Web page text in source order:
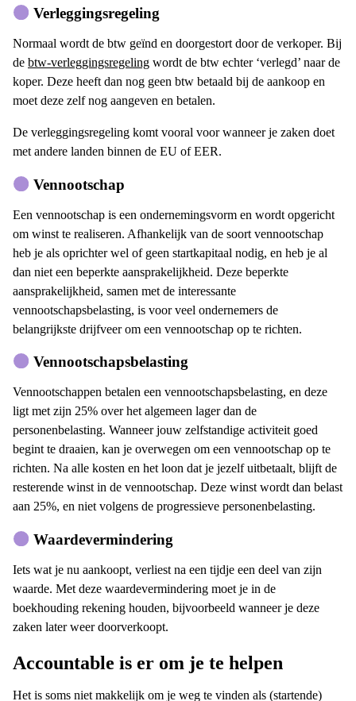
Verleggingsregeling
Normaal wordt de btw geïnd en doorgestort door de verkoper. Bij
de btw-verleggingsregeling wordt de btw echter ‘verlegd’ naar de
koper. Deze heeft dan nog geen btw betaald bij de aankoop en
moet deze zelf nog aangeven en betalen.
De verleggingsregeling komt vooral voor wanneer je zaken doet
met andere landen binnen de EU of EER.
Vennootschap
Een vennootschap is een ondernemingsvorm en wordt opgericht
om winst te realiseren. Afhankelijk van de soort vennootschap
heb je als oprichter wel of geen startkapitaal nodig, en heb je al
dan niet een beperkte aansprakelijkheid. Deze beperkte
aansprakelijkheid, samen met de interessante
vennootschapsbelasting, is voor veel ondernemers de
belangrijkste drijfveer om een vennootschap op te richten.
Vennootschapsbelasting
Vennootschappen betalen een vennootschapsbelasting, en deze
ligt met zijn 25% over het algemeen lager dan de
personenbelasting. Wanneer jouw zelfstandige activiteit goed
begint te draaien, kan je overwegen om een vennootschap op te
richten. Na alle kosten en het loon dat je jezelf uitbetaalt, blijft de
resterende winst in de vennootschap. Deze winst wordt dan belast
aan 25%, en niet volgens de progressieve personenbelasting.
Waardevermindering
Iets wat je nu aankoopt, verliest na een tijdje een deel van zijn
waarde. Met deze waardevermindering moet je in de
boekhouding rekening houden, bijvoorbeeld wanneer je deze
zaken later weer doorverkoopt.
Accountable is er om je te helpen
Het is soms niet makkelijk om je weg te vinden als (startende)